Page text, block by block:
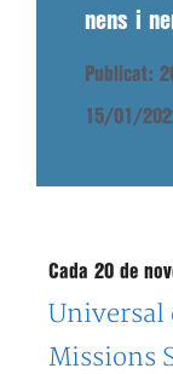
nens i
Publicat:
15/01/
Cada 20 de
Universal
Missions